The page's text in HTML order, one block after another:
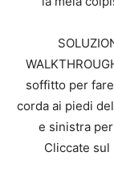
soffitto per
corda ai piedi
e sinistra
Cliccate